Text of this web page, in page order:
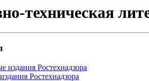
техническая
Ростехнадзора